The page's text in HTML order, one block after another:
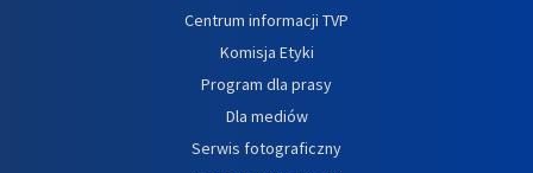
Centrum informacji TVP
Komisja Etyki
Program dla prasy
Dla mediów
Serwis fotograficzny